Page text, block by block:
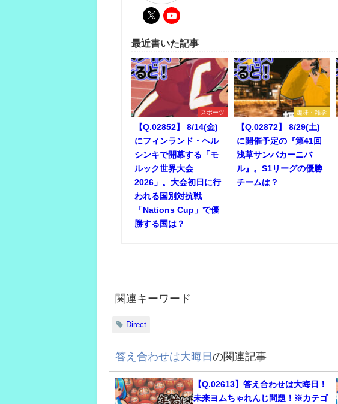
最近書いた記事
スポーツ
【Q.02852】 8/14(金)
にフィンランド・ヘル
シンキで開幕する「モ
ルック世界大会
2026」。大会初日に行
われる国別対抗戦
「Nations Cup」で優
勝する国は？
趣味・雑学
【Q.02872】 8/29(土)
に開催予定の『第41回
浅草サンバカーニバ
ル』。S1リーグの優勝
チームは？
関連キーワード
Direct
答え合わせは大晦日の関連記事
【Q.02613】答え合わせは大晦日！
未来ヨムちゃれんじ問題！※カテゴ